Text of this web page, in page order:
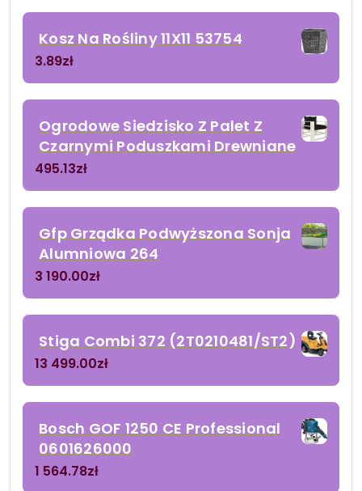
Kosz Na Rośliny 11X11 53754
3.89zł
Ogrodowe Siedzisko Z Palet Z
Czarnymi Poduszkami Drewniane
495.13zł
Gfp Grządka Podwyższona Sonja
Alumniowa 264
3 190.00zł
Stiga Combi 372 (2T0210481/ST2)
13 499.00zł
Bosch GOF 1250 CE Professional
0601626000
1 564.78zł